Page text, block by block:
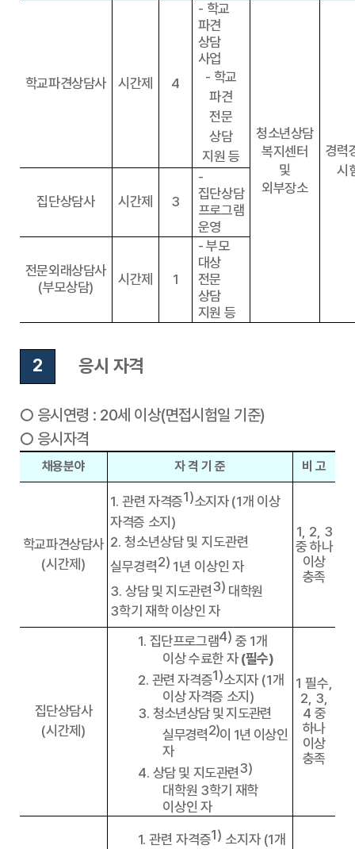
학교파견상담사 시간제 4
- 학교
파견
상담
사업
- 학교
파견
전문
상담
지원 등
청소년상담
복지센터
및
외부장소
경력
시
집단상담사 시간제 3
-
집단상담
프로그램
운영
전문외래상담사
(부모상담) 시간제 1
- 부모
대상
전문
상담
지원 등
2 응시 자격
○ 응시연령 : 20세 이상(면접시험일 기준)
○ 응시자격
채용분야 자 격 기 준 비 고
학교파견상담사
(시간제 )
1.관련 자격증1)소지자 (1개 이상
자격증 소지 )
2.청소년상담 및 지도관련
실무경력2) 1년 이상인 자
3.상담 및 지도관련3) 대학원
3학기 재학 이상인 자
1, 2, 3
중 하나
이상
충족
집단상담사
(시간제 )
1. 집단프로그램4) 중 1개
이상 수료한 자 (필수)
2. 관련 자격증1)소지자 (1개
이상 자격증 소지 )
3. 청소년상담 및 지도관련
실무경력2)이 1년 이상인
자
4. 상담 및 지도관련3)
대학원 3학기 재학
이상인 자
1필수,
2, 3,
4 중
하나
이상
충족
1.관련 자격증1) 소지자 (1개